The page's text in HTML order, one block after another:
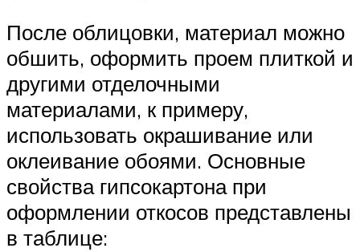
После облицовки, материал можно
обшить, оформить проем плиткой и
другими отделочными
материалами, к примеру,
использовать окрашивание или
оклеивание обоями. Основные
свойства гипсокартона при
оформлении откосов представлены
в таблице: